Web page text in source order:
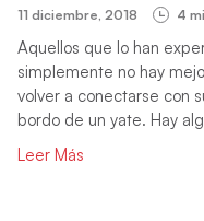
11 diciembre, 2018 4
Aquellos que lo han
simplemente no hay
volver a conectarse con
bordo de un yate. Hay
Leer Más